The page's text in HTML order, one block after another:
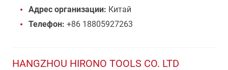
Адрес организации: Китай
Телефон: +86 18805927263
HANGZHOU HIRONO TOOLS CO. LTD